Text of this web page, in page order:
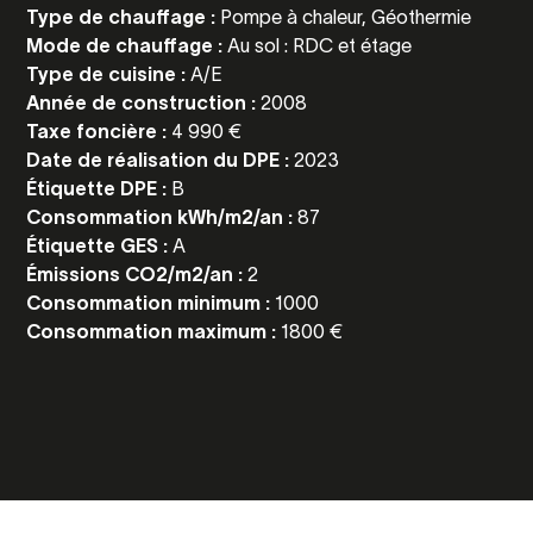
Type de chauffage : Pompe à chaleur, Géothermie
Mode de chauffage :Au sol : RDC et étage
Type de cuisine :A/E
Année de construction :2008
Taxe foncière : 4 990 €
Date de réalisation du DPE :2023
Étiquette DPE : B
Consommation kWh/m2/an :87
Étiquette GES :A
Émissions CO2/m2/an :2
Consommation minimum : 1000
Consommation maximum : 1800 €